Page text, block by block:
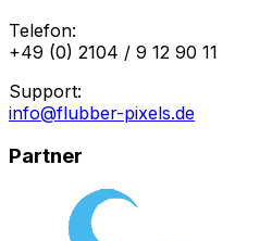
Telefon:
+49 (0) 2104 / 9 12 90 11
Support:
info@flubber-pixels.de
Partner